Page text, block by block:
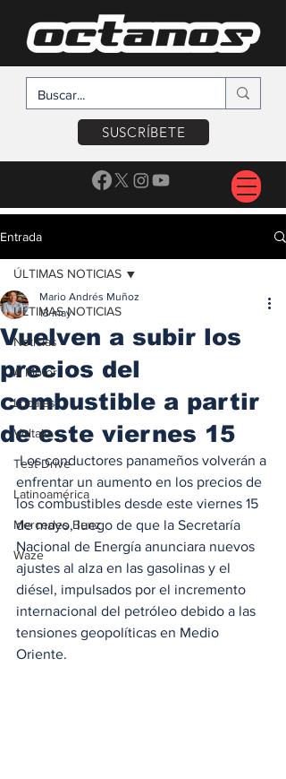
SUSCRÍBETE
Entrada
ÚLTIMAS NOTICIAS
Noticias
A Motor
Locales
Voltaje
Test Drive
Latinoamérica
Mercedes Benz
Waze
ÚLTIMAS NOTICIAS
Vuelven a subir los
precios del
combustible a partir
de este viernes 15
Mario Andrés Muñoz
13 may
Los conductores panameños volverán a
enfrentar un aumento en los precios de
los combustibles desde este viernes 15
de mayo, luego de que la Secretaría
Nacional de Energía anunciara nuevos
ajustes al alza en las gasolinas y el
diésel, impulsados por el incremento
internacional del petróleo debido a las
tensiones geopolíticas en Medio
Oriente.